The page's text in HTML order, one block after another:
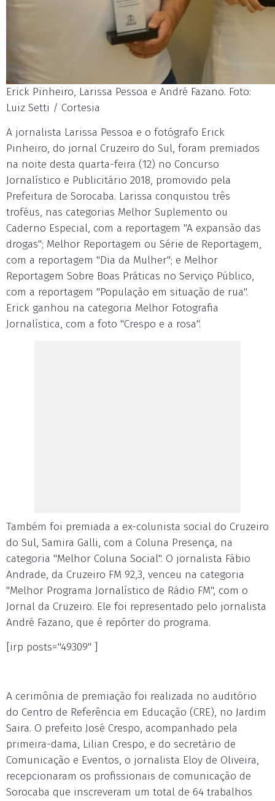
Erick Pinheiro, Larissa Pessoa e André Fazano. Foto:
Luiz Setti / Cortesia
A jornalista Larissa Pessoa e o fotógrafo Erick
Pinheiro, do jornal Cruzeiro do Sul, foram premiados
na noite desta quarta-feira (12) no Concurso
Jornalístico e Publicitário 2018, promovido pela
Prefeitura de Sorocaba. Larissa conquistou três
troféus, nas categorias Melhor Suplemento ou
Caderno Especial, com a reportagem "A expansão das
drogas"; Melhor Reportagem ou Série de Reportagem,
com a reportagem "Dia da Mulher"; e Melhor
Reportagem Sobre Boas Práticas no Serviço Público,
com a reportagem "População em situação de rua".
Erick ganhou na categoria Melhor Fotografia
Jornalística, com a foto "Crespo e a rosa".
Também foi premiada a ex-colunista social do Cruzeiro
do Sul, Samira Galli, com a Coluna Presença, na
categoria "Melhor Coluna Social". O jornalista Fábio
Andrade, da Cruzeiro FM 92,3, venceu na categoria
"Melhor Programa Jornalístico de Rádio FM", com o
Jornal da Cruzeiro. Ele foi representado pelo jornalista
André Fazano, que é repórter do programa.
[irp posts="49309" ]
A cerimônia de premiação foi realizada no auditório
do Centro de Referência em Educação (CRE), no Jardim
Saira. O prefeito José Crespo, acompanhado pela
primeira-dama, Lilian Crespo, e do secretário de
Comunicação e Eventos, o jornalista Eloy de Oliveira,
recepcionaram os profissionais de comunicação de
Sorocaba que inscreveram um total de 64 trabalhos